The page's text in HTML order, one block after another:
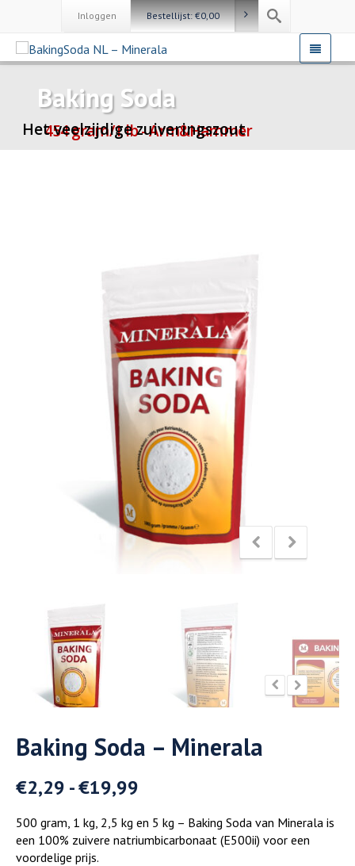
Inloggen Bestellijst:€0,00
Baking Soda
454 gram/1 lb - Arm&Hammer
Het veelzijdige zuiveringszout
Baking Soda – Minerala
€2,29 -€19,99
500 gram, 1 kg, 2,5 kg en 5 kg – Baking Soda van Minerala is
een 100% zuivere natriumbicarbonaat (E500ii) voor een
voordelige prijs.